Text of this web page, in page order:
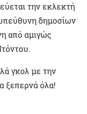
την εκλεκτή
δημοσίων
από αμιγώς
γκολ με την
ξεπερνά όλα!